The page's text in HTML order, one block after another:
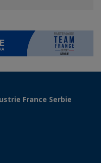
France Serbie